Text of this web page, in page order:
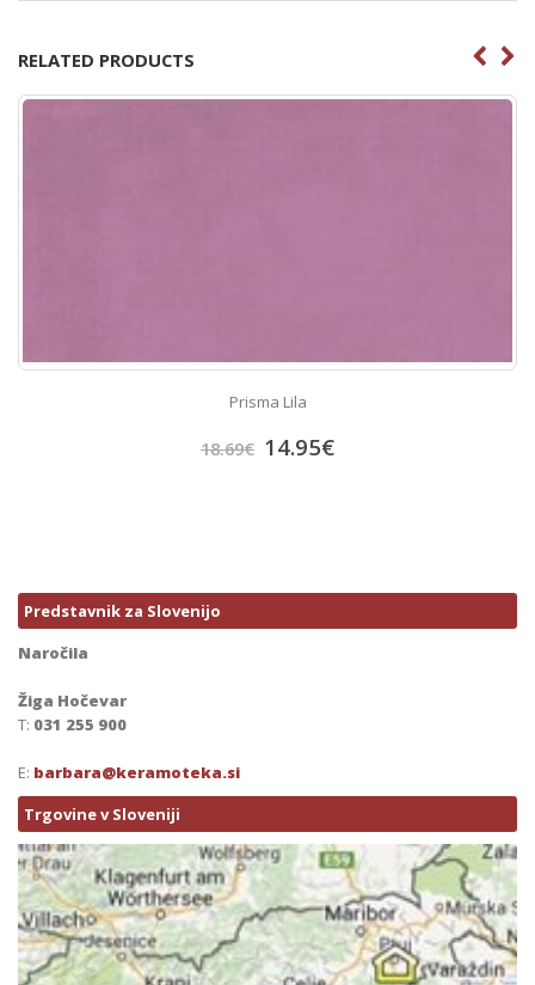
RELATED PRODUCTS
Prisma Lila
18.69€ 14.95€
Predstavnik za Slovenijo
Naročila
Žiga Hočevar
T: 031 255 900
E: barbara@keramoteka.si
Trgovine v Sloveniji